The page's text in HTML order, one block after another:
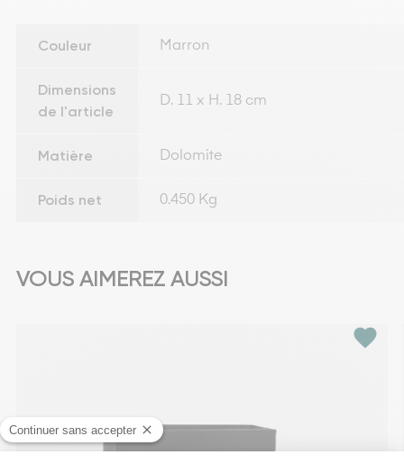
Couleur Marron
Dimensions
de l'article
D. 11 x H. 18 cm
Matière Dolomite
Poids net 0.450 Kg
VOUS AIMEREZ AUSSI
favorite